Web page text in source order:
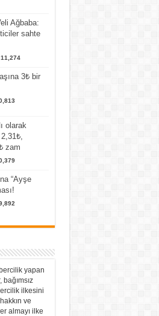
Ağbaba:
sahte
11,274
3₺ bir
olarak
zam
“Ayşe
yapan
ilkesini
ve
almayı ilke